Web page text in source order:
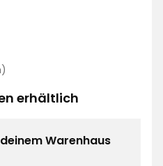
€
erhältlich
Warenhaus